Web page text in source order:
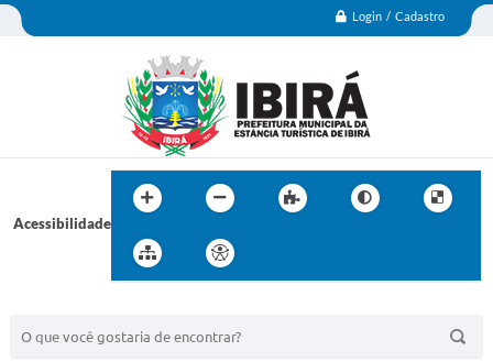
Login / Cadastro
Acessibilidade